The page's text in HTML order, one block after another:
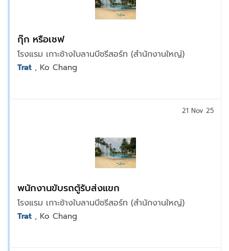
กุ๊ก หรือเชฟ
โรงแรม เกาะช้างใบลานบีชรีสอร์ท (สำนักงานใหญ่)
Trat , Ko Chang
พนักงานขับรถตู้รับส่งแขก
โรงแรม เกาะช้างใบลานบีชรีสอร์ท (สำนักงานใหญ่)
21 Nov 25
Trat , Ko Chang